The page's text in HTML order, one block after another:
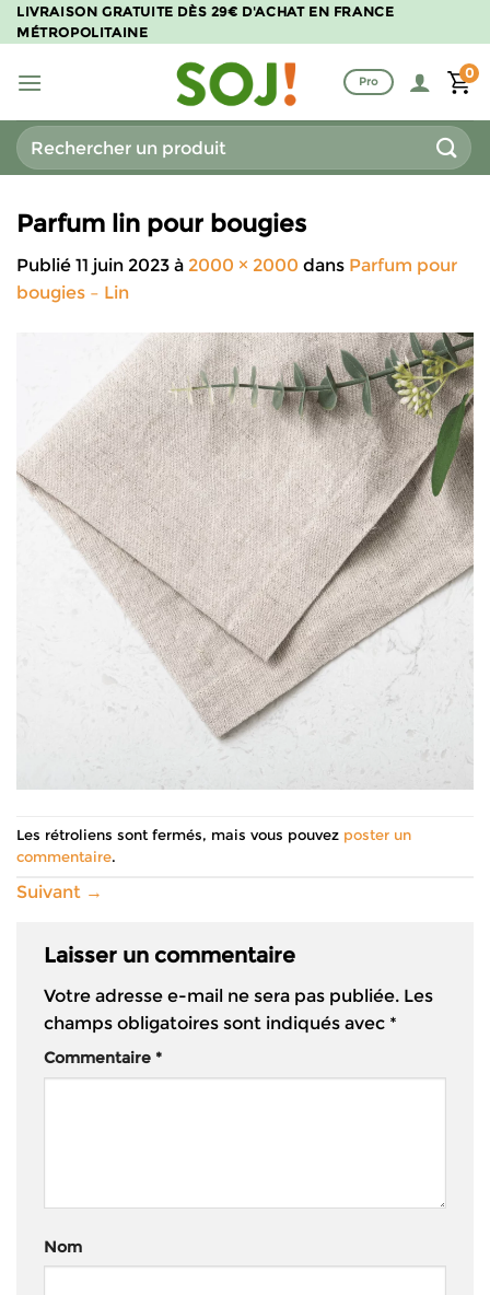
Passer
au
LIVRAISON GRATUITE DÈS 29€ D'ACHAT EN FRANCE
MÉTROPOLITAINE
Pro
0
Recherche
pour :
Parfum lin pour bougies
Publié 11 juin 2023 à 2000 × 2000 dans Parfum pour
bougies – Lin
Les rétroliens sont fermés, mais vous pouvez poster un
commentaire.
Suivant →
Laisser un commentaire
Votre adresse e-mail ne sera pas publiée. Les
champs obligatoires sont indiqués avec *
Commentaire *
Nom